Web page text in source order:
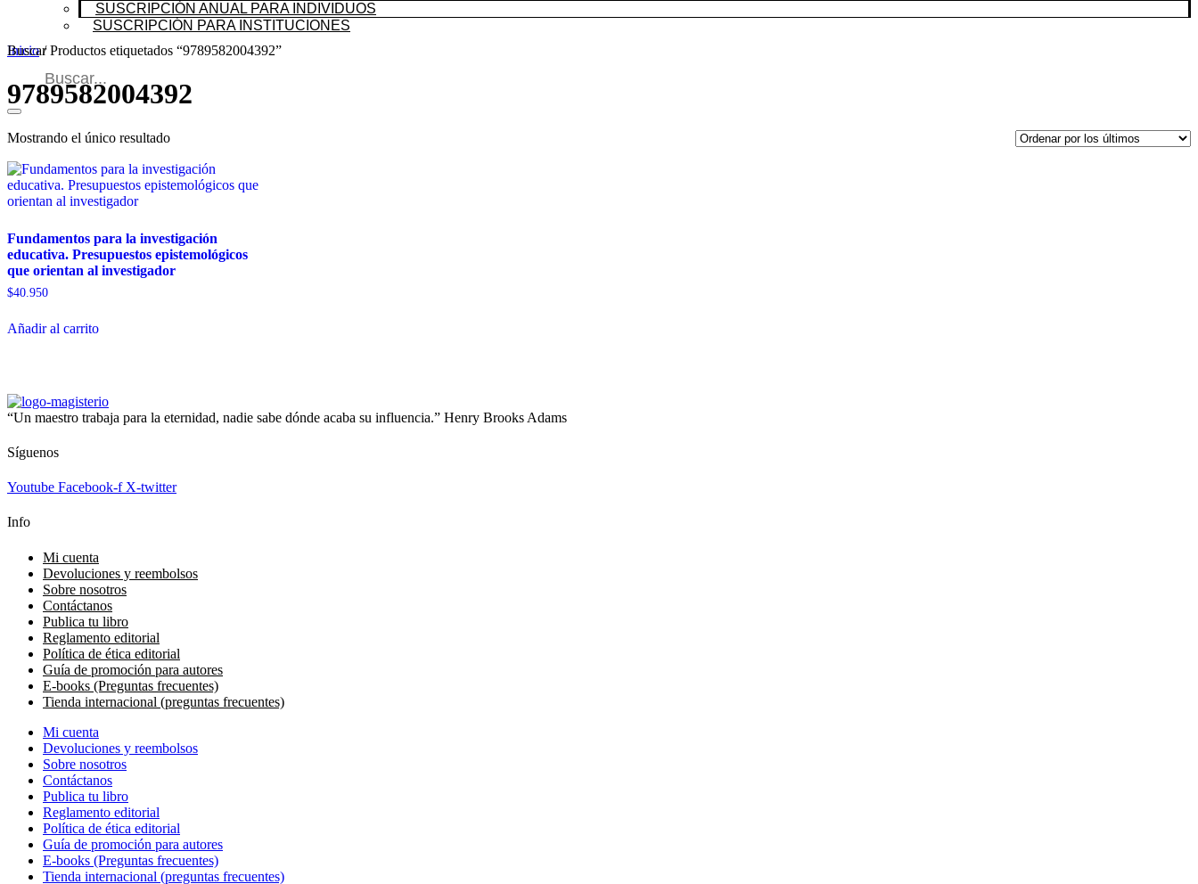
SUSCRIPCIÓN ANUAL PARA INDIVIDUOS
SUSCRIPCIÓN PARA INSTITUCIONES
Buscar
Inicio/ Productos etiquetados “9789582004392”
9789582004392
Mostrando el único resultado
Fundamentos para la investigación
educativa. Presupuestos epistemológicos
que orientan al investigador
$40.950
Añadir al carrito
“Un maestro trabaja para la eternidad, nadie sabe dónde acaba su influencia.” Henry Brooks Adams
Síguenos
Youtube Facebook-f X-twitter
Info
Mi cuenta
Devoluciones y reembolsos
Sobre nosotros
Contáctanos
Publica tu libro
Reglamento editorial
Política de ética editorial
Guía de promoción para autores
E-books (Preguntas frecuentes)
Tienda internacional (preguntas frecuentes)
Mi cuenta
Devoluciones y reembolsos
Sobre nosotros
Contáctanos
Publica tu libro
Reglamento editorial
Política de ética editorial
Guía de promoción para autores
E-books (Preguntas frecuentes)
Tienda internacional (preguntas frecuentes)